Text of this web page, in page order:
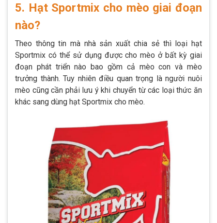
5. Hạt Sportmix cho mèo giai đoạn
nào?
Theo thông tin mà nhà sản xuất chia sẻ thì loại hạt
Sportmix có thể sử dụng được cho mèo ở bất kỳ giai
đoạn phát triển nào bao gồm cả mèo con và mèo
trưởng thành. Tuy nhiên điều quan trọng là người nuôi
mèo cũng cần phải lưu ý khi chuyển từ các loại thức ăn
khác sang dùng hạt Sportmix cho mèo.